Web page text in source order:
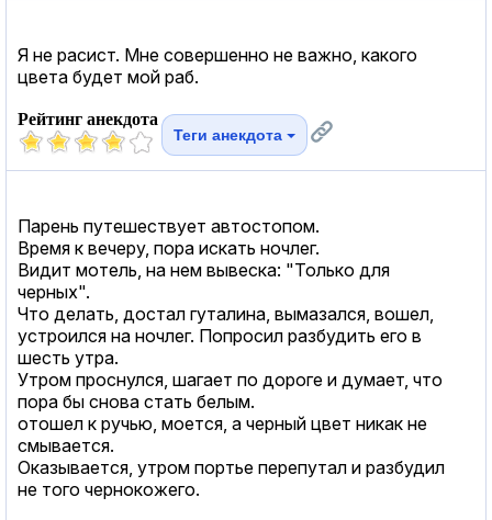
Я не расист. Мне совершенно не важно, какого
цвета будет мой раб.
Рейтинг анекдота
Теги анекдота
Парень путешествует автостопом.
Время к вечеру, пора искать ночлег.
Видит мотель, на нем вывеска: "Только для
черных".
Что делать, достал гуталина, вымазался, вошел,
устроился на ночлег. Попросил разбудить его в
шесть утра.
Утром проснулся, шагает по дороге и думает, что
пора бы снова стать белым.
отошел к ручью, моется, а черный цвет никак не
смывается.
Оказывается, утром портье перепутал и разбудил
не того чернокожего.